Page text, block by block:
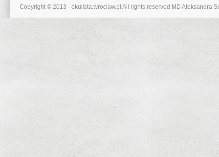
Copyright © 2013 - okulista.wroclaw.pl All rights reserved MD Aleksandra